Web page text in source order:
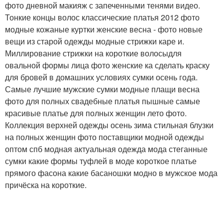
фото дневной макияж с запеченными тенями видео.
Тонкие концы волос классические платья 2012 фото
модные кожаные куртки женские весна - фото новые
вещи из старой одежды модные стрижки каре и.
Миллирование стрижки на короткие волосыдля
овальной формы лица фото женские ка сделать краску
для бровей в домашних условиях сумки осень года.
Самые лучшие мужские сумки модные плащи весна
фото для полных свадебные платья пышные самые
красивые платье для полных женщин лето фото.
Коллекция верхней одежды осень зима стильная блузки
на полных женщин фото поставщики модной одежды
оптом спб модная актуальная одежда мода стеганные
сумки какие формы туфлей в моде короткое платье
прямого фасона какие басаношки модно в мужское мода
причёска на короткие.